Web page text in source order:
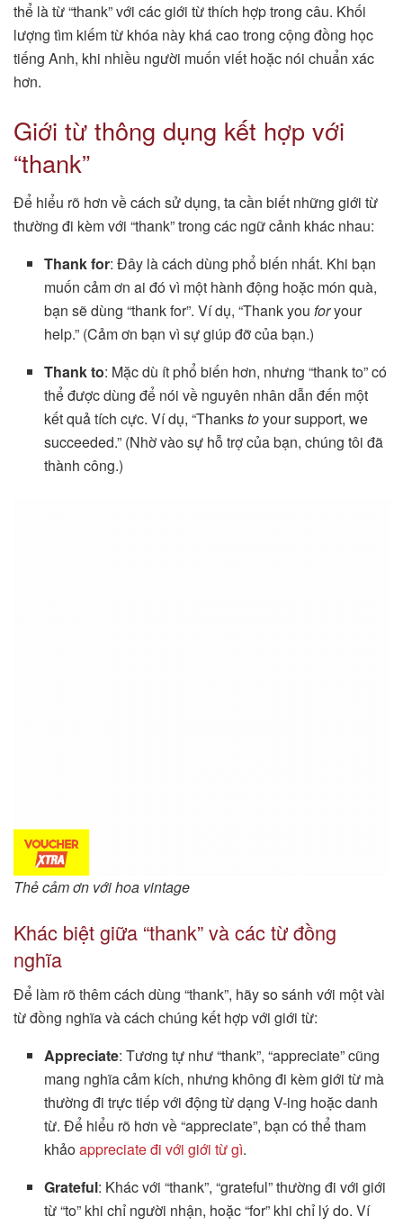
thể là từ “thank” với các giới từ thích hợp trong câu. Khối
lượng tìm kiếm từ khóa này khá cao trong cộng đồng học
tiếng Anh, khi nhiều người muốn viết hoặc nói chuẩn xác
hơn.
Giới từ thông dụng kết hợp với
“thank”
Để hiểu rõ hơn về cách sử dụng, ta cần biết những giới từ
thường đi kèm với “thank” trong các ngữ cảnh khác nhau:
Thank for: Đây là cách dùng phổ biến nhất. Khi bạn
muốn cảm ơn ai đó vì một hành động hoặc món quà,
bạn sẽ dùng “thank for”. Ví dụ, “Thank youforyour
help.” (Cảm ơn bạn vì sự giúp đỡ của bạn.)
Thank to: Mặc dù ít phổ biến hơn, nhưng “thank to” có
thể được dùng để nói về nguyên nhân dẫn đến một
kết quả tích cực. Ví dụ, “Thankstoyour support, we
succeeded.” (Nhờ vào sự hỗ trợ của bạn, chúng tôi đã
thành công.)
Thẻ cảm ơn với hoa vintage
Khác biệt giữa “thank” và các từ đồng
nghĩa
Để làm rõ thêm cách dùng “thank”, hãy so sánh với một vài
từ đồng nghĩa và cách chúng kết hợp với giới từ:
Appreciate: Tương tự như “thank”, “appreciate” cũng
mang nghĩa cảm kích, nhưng không đi kèm giới từ mà
thường đi trực tiếp với động từ dạng V-ing hoặc danh
từ. Để hiểu rõ hơn về “appreciate”, bạn có thể tham
khảoappreciate đi với giới từ gì.
Grateful: Khác với “thank”, “grateful” thường đi với giới
từ “to” khi chỉ người nhận, hoặc “for” khi chỉ lý do. Ví